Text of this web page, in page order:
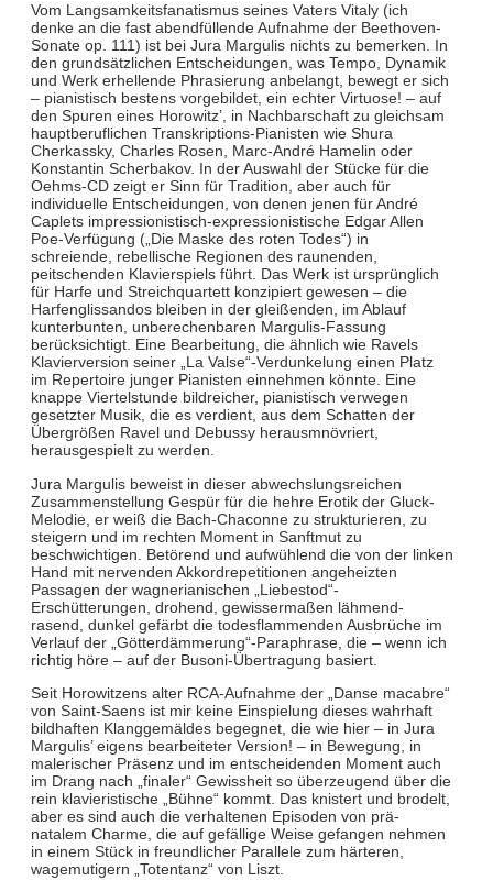
Vom Langsamkeitsfanatismus seines Vaters Vitaly (ich
denke an die fast abendfüllende Aufnahme der Beethoven-
Sonate op. 111) ist bei Jura Margulis nichts zu bemerken. In
den grundsätzlichen Entscheidungen, was Tempo, Dynamik
und Werk erhellende Phrasierung anbelangt, bewegt er sich
– pianistisch bestens vorgebildet, ein echter Virtuose! – auf
den Spuren eines Horowitz’, in Nachbarschaft zu gleichsam
hauptberuflichen Transkriptions-Pianisten wie Shura
Cherkassky, Charles Rosen, Marc-André Hamelin oder
Konstantin Scherbakov. In der Auswahl der Stücke für die
Oehms-CD zeigt er Sinn für Tradition, aber auch für
individuelle Entscheidungen, von denen jenen für André
Caplets impressionistisch-expressionistische Edgar Allen
Poe-Verfügung („Die Maske des roten Todes“) in
schreiende, rebellische Regionen des raunenden,
peitschenden Klavierspiels führt. Das Werk ist ursprünglich
für Harfe und Streichquartett konzipiert gewesen – die
Harfenglissandos bleiben in der gleißenden, im Ablauf
kunterbunten, unberechenbaren Margulis-Fassung
berücksichtigt. Eine Bearbeitung, die ähnlich wie Ravels
Klavierversion seiner „La Valse“-Verdunkelung einen Platz
im Repertoire junger Pianisten einnehmen könnte. Eine
knappe Viertelstunde bildreicher, pianistisch verwegen
gesetzter Musik, die es verdient, aus dem Schatten der
Übergrößen Ravel und Debussy herausmnövriert,
herausgespielt zu werden.
Jura Margulis beweist in dieser abwechslungsreichen
Zusammenstellung Gespür für die hehre Erotik der Gluck-
Melodie, er weiß die Bach-Chaconne zu strukturieren, zu
steigern und im rechten Moment in Sanftmut zu
beschwichtigen. Betörend und aufwühlend die von der linken
Hand mit nervenden Akkordrepetitionen angeheizten
Passagen der wagnerianischen „Liebestod“-
Erschütterungen, drohend, gewissermaßen lähmend-
rasend, dunkel gefärbt die todesflammenden Ausbrüche im
Verlauf der „Götterdämmerung“-Paraphrase, die – wenn ich
richtig höre – auf der Busoni-Übertragung basiert.
Seit Horowitzens alter RCA-Aufnahme der „Danse macabre“
von Saint-Saens ist mir keine Einspielung dieses wahrhaft
bildhaften Klanggemäldes begegnet, die wie hier – in Jura
Margulis’ eigens bearbeiteter Version! – in Bewegung, in
malerischer Präsenz und im entscheidenden Moment auch
im Drang nach „finaler“ Gewissheit so überzeugend über die
rein klavieristische „Bühne“ kommt. Das knistert und brodelt,
aber es sind auch die verhaltenen Episoden von prä-
natalem Charme, die auf gefällige Weise gefangen nehmen
in einem Stück in freundlicher Parallele zum härteren,
wagemutigern „Totentanz“ von Liszt.